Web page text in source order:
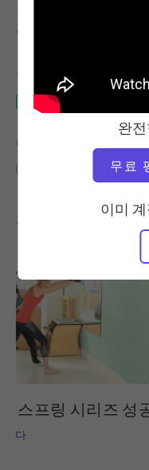
완
무료
이미
안드레아 마이다
필요한 장비
매트
다음에 대한 유사한 클
20~30분
좋아할 만한 다른 운
스프링 시리즈 성
이다